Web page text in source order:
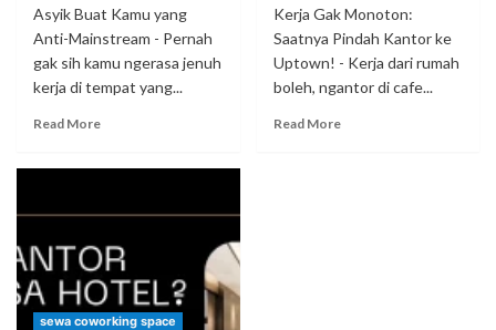
Asyik Buat Kamu yang
Anti-Mainstream - Pernah
gak sih kamu ngerasa jenuh
kerja di tempat yang...
Read More
Kerja Gak Monoton:
Saatnya Pindah Kantor ke
Uptown! - Kerja dari rumah
boleh, ngantor di cafe...
Read More
sewa coworking space